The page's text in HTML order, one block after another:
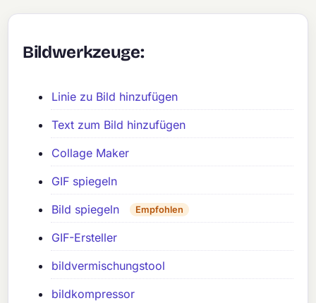
Bildwerkzeuge:
Linie zu Bild hinzufügen
Text zum Bild hinzufügen
Collage Maker
GIF spiegeln
Bild spiegeln
Empfohlen
GIF-Ersteller
bildvermischungstool
bildkompressor